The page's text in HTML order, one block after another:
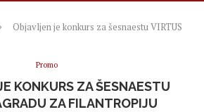
Objavljen je konkurs za šesnaestu VIRTUS
Promo
KONKURS ZA ŠESNAESTU
ZA FILANTROPIJU